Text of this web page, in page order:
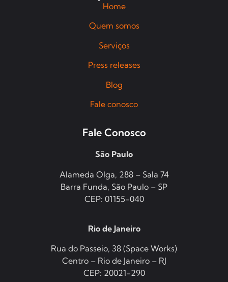
Home
Quem somos
Serviços
Press releases
Blog
Fale conosco
Fale Conosco
São Paulo
Alameda Olga, 288 – Sala 74
Barra Funda, São Paulo – SP
CEP: 01155-040
Rio de Janeiro
Rua do Passeio, 38 (Space Works)
Centro – Rio de Janeiro – RJ
CEP: 20021-290